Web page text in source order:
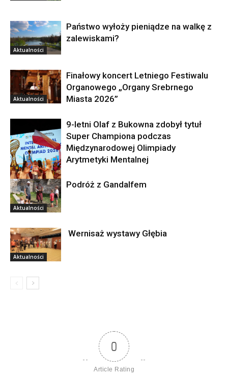
Aktualności
Państwo wyłoży pieniądze na walkę z
zalewiskami?
Aktualności
Finałowy koncert Letniego Festiwalu
Organowego „Organy Srebrnego
Miasta 2026”
Aktualności
9-letni Olaf z Bukowna zdobył tytuł
Super Championa podczas
Międzynarodowej Olimpiady
Arytmetyki Mentalnej
Aktualności
Podróż z Gandalfem
Aktualności
Wernisaż wystawy Głębia
0
Article Rating